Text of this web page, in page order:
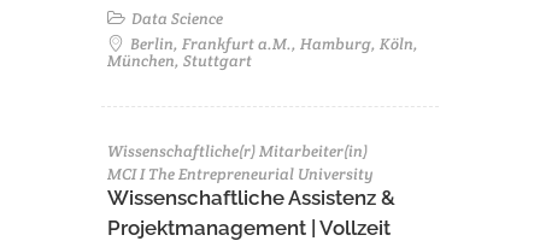
Data Science
Berlin, Frankfurt a.M., Hamburg, Köln,
München, Stuttgart
Wissenschaftliche(r) Mitarbeiter(in)
MCI I The Entrepreneurial University
Wissenschaftliche Assistenz &
Projektmanagement | Vollzeit